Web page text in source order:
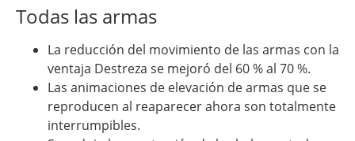
Todas las armas
La reducción del movimiento de las armas con la
ventaja Destreza se mejoró del 60 % al 70 %.
Las animaciones de elevación de armas que se
reproducen al reaparecer ahora son totalmente
interrumpibles.